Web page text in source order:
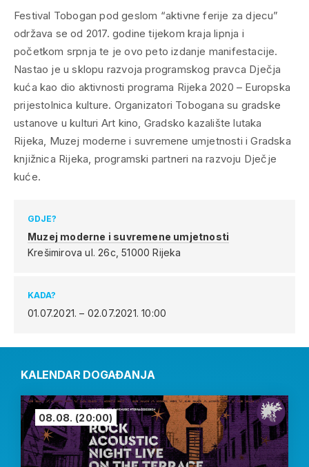
Festival Tobogan pod geslom “aktivne ferije za djecu”
održava se od 2017. godine tijekom kraja lipnja i
početkom srpnja te je ovo peto izdanje manifestacije.
Nastao je u sklopu razvoja programskog pravca Dječja
kuća kao dio aktivnosti programa Rijeka 2020 – Europska
prijestolnica kulture. Organizatori Tobogana su gradske
ustanove u kulturi Art kino, Gradsko kazalište lutaka
Rijeka, Muzej moderne i suvremene umjetnosti i Gradska
knjižnica Rijeka, programski partneri na razvoju Dječje
kuće.
GDJE?
Muzej moderne i suvremene umjetnosti
Krešimirova ul. 26c,51000 Rijeka
KADA?
01.07.2021. – 02.07.2021. 10:00
KALENDAR DOGAĐANJA
08.08. (20:00)